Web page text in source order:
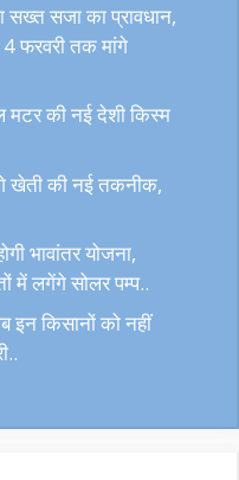
सजा का प्रावधान,
फरवरी तक मांगे
मटर की नई देशी किस्म
खेती की नई तकनीक,
भावांतर योजना,
में लगेंगे सोलर पम्प..
इन किसानों को नहीं